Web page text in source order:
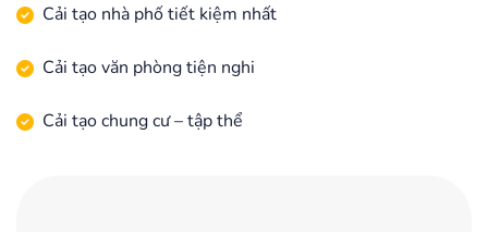
Cải tạo nhà phố tiết kiệm nhất
Cải tạo văn phòng tiện nghi
Cải tạo chung cư – tập thể